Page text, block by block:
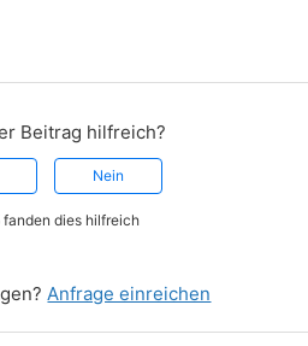
Beitrag hilfreich?
Nein
fanden dies hilfreich
Anfrage einreichen